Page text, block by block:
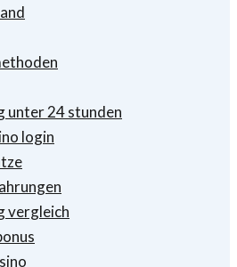
unter 24 stunden
login
vergleich